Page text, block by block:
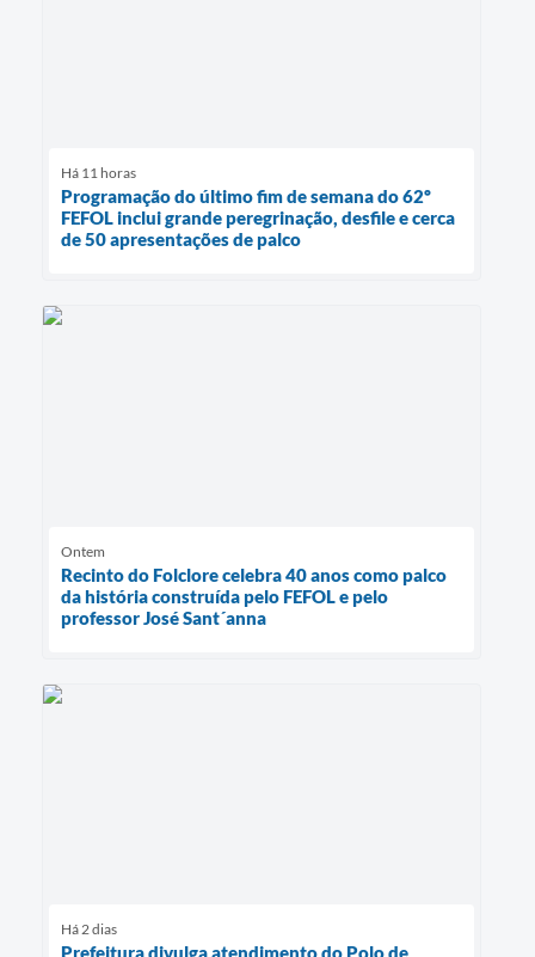
Há 11 horas
Programação do último fim de semana do 62º
FEFOL inclui grande peregrinação, desfile e cerca
de 50 apresentações de palco
Ontem
Recinto do Folclore celebra 40 anos como palco
da história construída pelo FEFOL e pelo
professor José Sant´anna
Há 2 dias
Prefeitura divulga atendimento do Polo de